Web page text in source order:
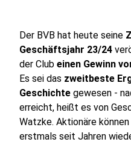
Der BVB hat heute seine
Geschäftsjahr 23/24
der Club einen Gewinn
Es sei das zweitbeste
Geschichte gewesen -
erreicht, heißt es von
Watzke. Aktionäre
erstmals seit Jahren